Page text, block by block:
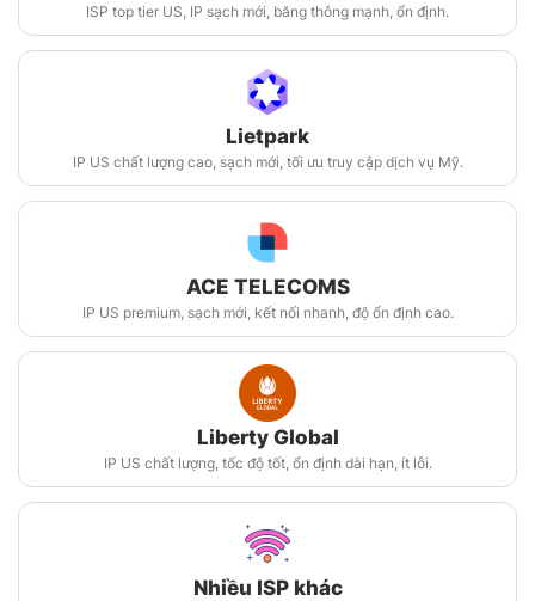
ISP top tier US, IP sạch mới, băng thông mạnh, ổn định.
Lietpark
IP US chất lượng cao, sạch mới, tối ưu truy cập dịch vụ Mỹ.
ACE TELECOMS
IP US premium, sạch mới, kết nối nhanh, độ ổn định cao.
Liberty Global
IP US chất lượng, tốc độ tốt, ổn định dài hạn, ít lỗi.
Nhiều ISP khác